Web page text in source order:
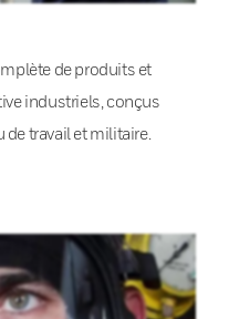
de produits et
industriels, conçus
travail et militaire.